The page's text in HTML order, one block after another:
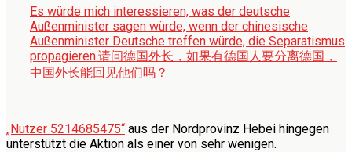
Es würde mich interessieren, was der deutsche
Außenminister sagen würde, wenn der chinesische
Außenminister Deutsche treffen würde, die Separatismus
propagieren.请问德国外长，如果有德国人要分离德国，
中国外长能回见他们吗？
„Nutzer 5214685475“ aus der Nordprovinz Hebei hingegen
unterstützt die Aktion als einer von sehr wenigen.